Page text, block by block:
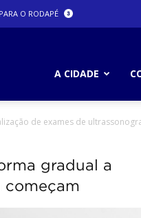
O RODAPÉ
A CIDADE
de exames de
gradual a
começam